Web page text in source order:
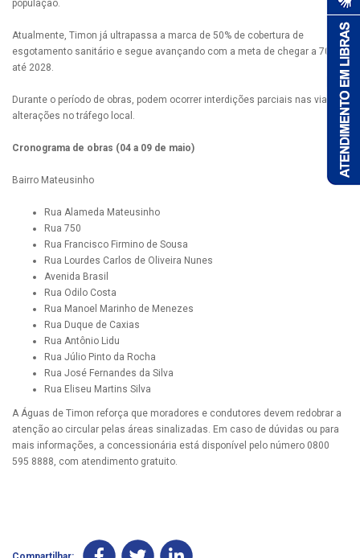
população.
Atualmente, Timon já ultrapassa a marca de 50% de cobertura de
esgotamento sanitário e segue avançando com a meta de chegar a 70%
até 2028.
Durante o período de obras, podem ocorrer interdições parciais nas vias e
alterações no tráfego local.
Cronograma de obras (04 a 09 de maio)
Bairro Mateusinho
Rua Alameda Mateusinho
Rua 750
Rua Francisco Firmino de Sousa
Rua Lourdes Carlos de Oliveira Nunes
Avenida Brasil
Rua Odilo Costa
Rua Manoel Marinho de Menezes
Rua Duque de Caxias
Rua Antônio Lidu
Rua Júlio Pinto da Rocha
Rua José Fernandes da Silva
Rua Eliseu Martins Silva
A Águas de Timon reforça que moradores e condutores devem redobrar a
atenção ao circular pelas áreas sinalizadas. Em caso de dúvidas ou para
mais informações, a concessionária está disponível pelo número 0800
595 8888, com atendimento gratuito.